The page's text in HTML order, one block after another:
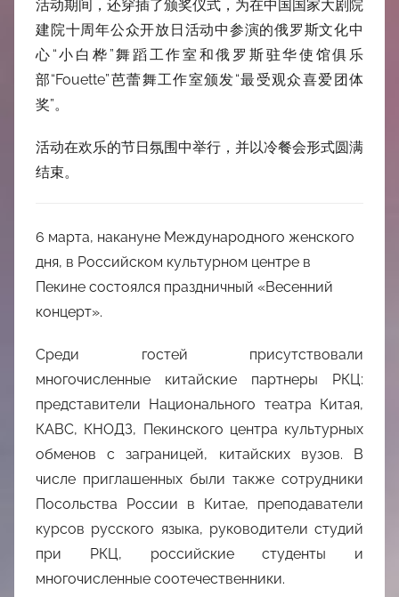
活动期间，还穿插了颁奖仪式，为在中国国家大剧院
建院十周年公众开放日活动中参演的俄罗斯文化中
心“小白桦”舞蹈工作室和俄罗斯驻华使馆俱乐
部“Fouette”芭蕾舞工作室颁发“最受观众喜爱团体
奖”。
活动在欢乐的节日氛围中举行，并以冷餐会形式圆满
结束。
6 марта, накануне Международного женского
дня, в Российском культурном центре в
Пекине состоялся праздничный «Весенний
концерт».
Среди гостей присутствовали
многочисленные китайские партнеры РКЦ:
представители Национального театра Китая,
КАВС, КНОДЗ, Пекинского центра культурных
обменов с заграницей, китайских вузов. В
числе приглашенных были также сотрудники
Посольства России в Китае, преподаватели
курсов русского языка, руководители студий
при РКЦ, российские студенты и
многочисленные соотечественники.